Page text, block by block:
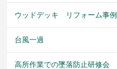
ウッドデッキ リフォーム事例
台風一過
高所作業での墜落防止研修会